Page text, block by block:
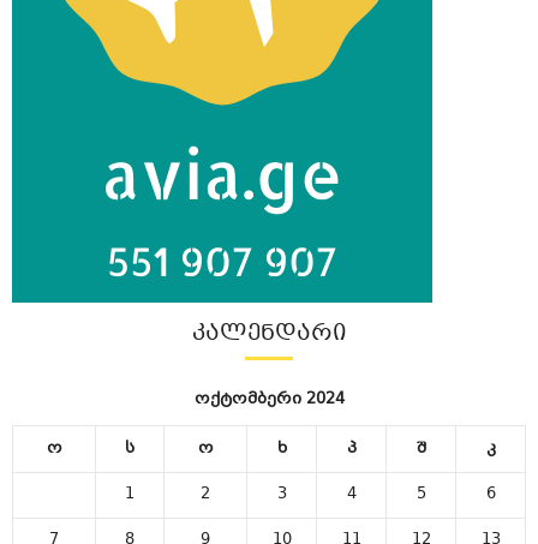
ᲙᲐᲚᲔᲜᲓᲐᲠᲘ
ოქტომბერი 2024
ო ს ო ხ პ შ
კ
1
2 3 4 5
6